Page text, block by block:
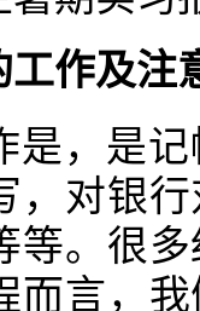
作及注
是，是
，对银
等。很
而言，